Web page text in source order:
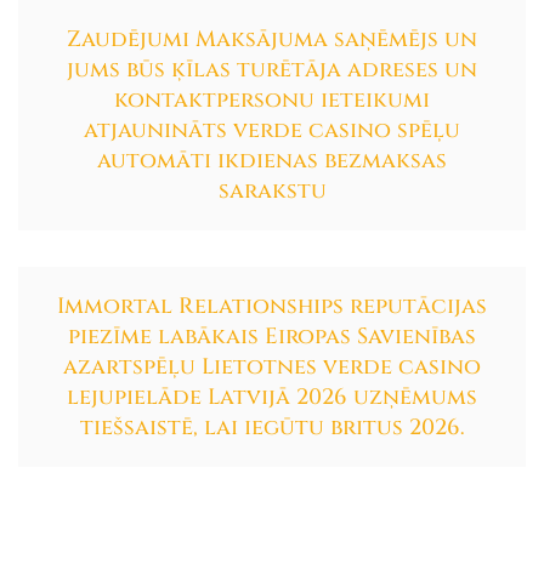
Zaudējumi Maksājuma saņēmējs un
jums būs ķīlas turētāja adreses un
kontaktpersonu ieteikumi
atjaunināts verde casino spēļu
automāti ikdienas bezmaksas
sarakstu
Immortal Relationships reputācijas
piezīme labākais Eiropas Savienības
azartspēļu Lietotnes verde casino
lejupielāde Latvijā 2026 uzņēmums
tiešsaistē, lai iegūtu britus 2026.